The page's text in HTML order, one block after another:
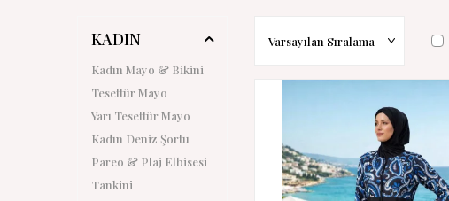
KADIN
Kadın Mayo & Bikini
Tesettür Mayo
Yarı Tesettür Mayo
Kadın Deniz Şortu
Pareo & Plaj Elbisesi
Tankini